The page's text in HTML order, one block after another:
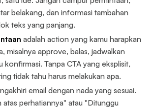
belakang, dan informasi tambahan
teks yang panjang.
adalah action yang kamu harapkan
misalnya approve, balas, jadwalkan
konfirmasi. Tanpa CTA yang eksplisit,
tidak tahu harus melakukan apa.
email dengan nada yang sesuai.
atas perhatiannya" atau "Ditunggu